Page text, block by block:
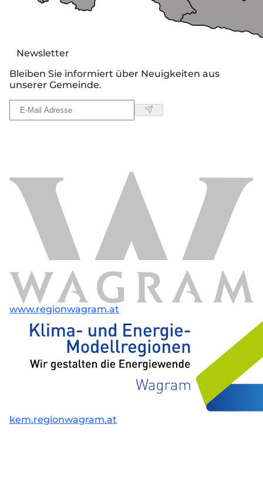
Newsletter
Bleiben Sie informiert über Neuigkeiten aus
unserer Gemeinde.
www.regionwagram.at
kem.regionwagram.at